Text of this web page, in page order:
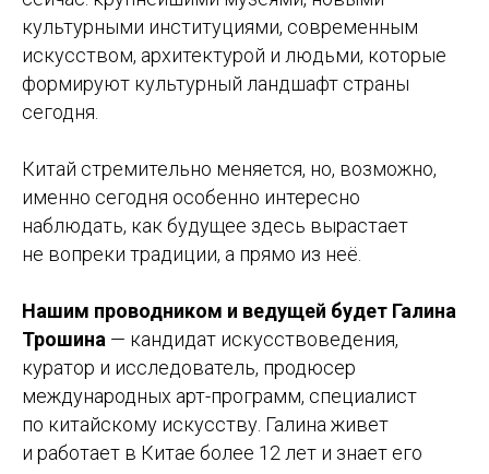
культурными институциями, современным
искусством, архитектурой и людьми, которые
формируют культурный ландшафт страны
сегодня.
Китай стремительно меняется, но, возможно,
именно сегодня особенно интересно
наблюдать, как будущее здесь вырастает
не вопреки традиции, а прямо из неё.
Нашим проводником и ведущей будет Галина
Трошина — кандидат искусствоведения,
куратор и исследователь, продюсер
международных арт-программ, специалист
по китайскому искусству. Галина живет
и работает в Китае более 12 лет и знает его